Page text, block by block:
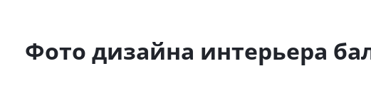
Фото дизайна интерьера